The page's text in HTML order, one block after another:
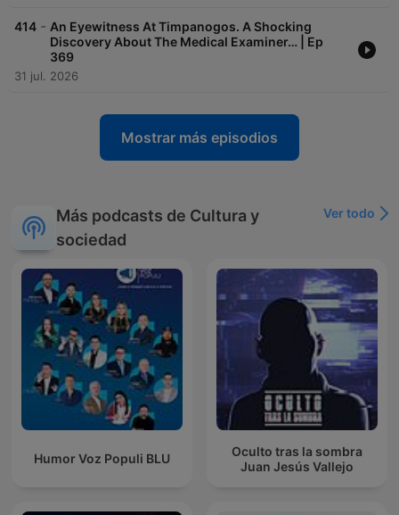
414 - An Eyewitness At Timpanogos. A Shocking
Discovery About The Medical Examiner… | Ep
369
31 jul. 2026
Mostrar más episodios
Más podcasts de Cultura y
sociedad
Ver todo
Humor Voz Populi BLU
Oculto tras la sombra
Juan Jesús Vallejo